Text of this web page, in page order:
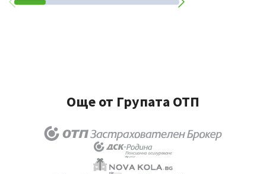
Още от Групата ОТП